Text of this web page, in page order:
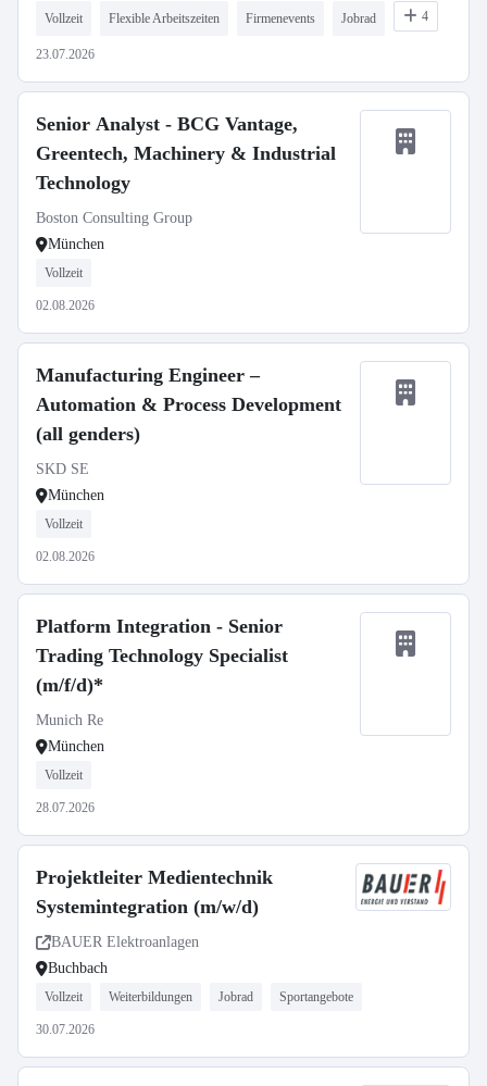
Vollzeit Flexible Arbeitszeiten Firmenevents Jobrad 4
23.07.2026
Senior Analyst - BCG Vantage,
Greentech, Machinery & Industrial
Technology
Boston Consulting Group
München
Vollzeit
02.08.2026
Manufacturing Engineer –
Automation & Process Development
(all genders)
SKD SE
München
Vollzeit
02.08.2026
Platform Integration - Senior
Trading Technology Specialist
(m/f/d)*
Munich Re
München
Vollzeit
28.07.2026
Projektleiter Medientechnik
Systemintegration (m/w/d)
BAUER Elektroanlagen
Buchbach
Vollzeit Weiterbildungen Jobrad Sportangebote
30.07.2026